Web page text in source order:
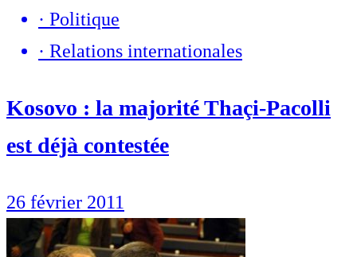
· Politique
· Relations internationales
Kosovo : la majorité Thaçi-Pacolli
est déjà contestée
26 février 2011